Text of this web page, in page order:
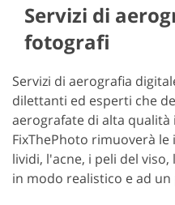
Servizi di
fotografi
Servizi di aerografia
dilettanti ed esperti che
aerografate di alta
FixThePhoto rimuoverà
lividi, l'acne, i peli del
in modo realistico e ad